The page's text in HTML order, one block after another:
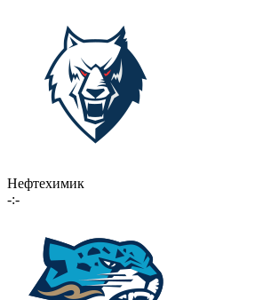
Нефтехимик
-:-